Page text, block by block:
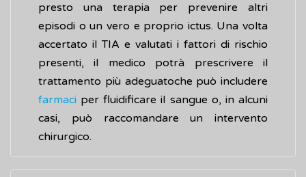
presto una terapia per prevenire altri
episodi o un vero e proprio ictus. Una volta
accertato il TIA e valutati i fattori di rischio
presenti, il medico potrà prescrivere il
trattamento più adeguatoche può includere
farmaci per fluidificare il sangue o, in alcuni
casi, può raccomandare un intervento
chirurgico.